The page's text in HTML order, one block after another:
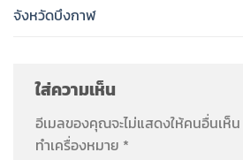
จังหวัดบึงกาฬ
ใส่ความเห็น
อีเมลของคุณจะไม่แสดงให้คนอื่นเห็น
ทำเครื่องหมาย *